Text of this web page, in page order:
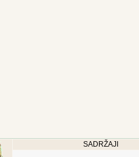
SADRŽAJI